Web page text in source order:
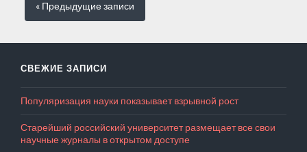
« Предыдущиезаписи
СВЕЖИЕ ЗАПИСИ
Популяризация науки показывает взрывной рост
Старейший российский университет размещает все свои
научные журналы в открытом доступе